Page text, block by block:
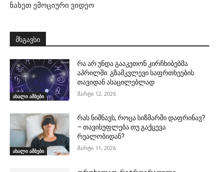
ნახეთ ემოციური ვიდეო
მსგავსი
ახალი ამბები
რა არ უნდა გააკეთონ კირჩხიბებმა
აპრილში: გზამკვლევი საფრთხეების
თავიდან ასაცილებლად
მარტი 12, 2026
ახალი ამბები
რას ნიშნავს, როცა სიზმარში დაფრინავ?
– თავისუფლება თუ გაქცევა
რეალობიდან?
მარტი 11, 2026